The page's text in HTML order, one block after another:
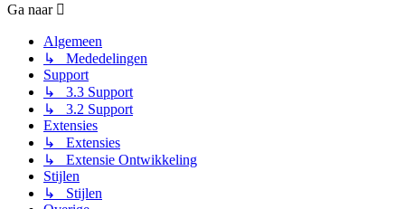
Ga naar
Algemeen
↳ Mededelingen
Support
↳ 3.3 Support
↳ 3.2 Support
Extensies
↳ Extensies
↳ Extensie Ontwikkeling
Stijlen
↳ Stijlen